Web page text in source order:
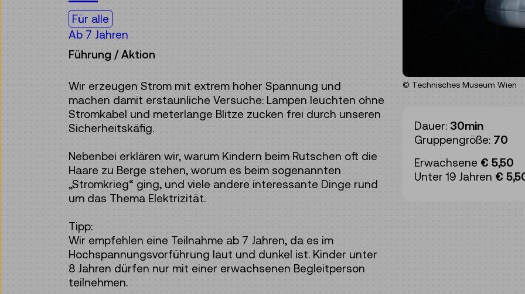
Für alle
Ab 7 Jahren
Führung / Aktion
Wir erzeugen Strom mit extrem hoher Spannung und
machen damit erstaunliche Versuche: Lampen leuchten ohne
Stromkabel und meterlange Blitze zucken frei durch unseren
Sicherheitskäfig.
Nebenbei erklären wir, warum Kindern beim Rutschen oft die
Haare zu Berge stehen, worum es beim sogenannten
„Stromkrieg“ ging, und viele andere interessante Dinge rund
um das Thema Elektrizität.
Tipp:
Wir empfehlen eine Teilnahme ab 7 Jahren, da es im
Hochspannungsvorführung laut und dunkel ist. Kinder unter
8 Jahren dürfen nur mit einer erwachsenen Begleitperson
teilnehmen.
© Technisches Museum Wien
Dauer: 30min
Gruppengröße: 70
Erwachsene € 5,50
Unter 19 Jahren €